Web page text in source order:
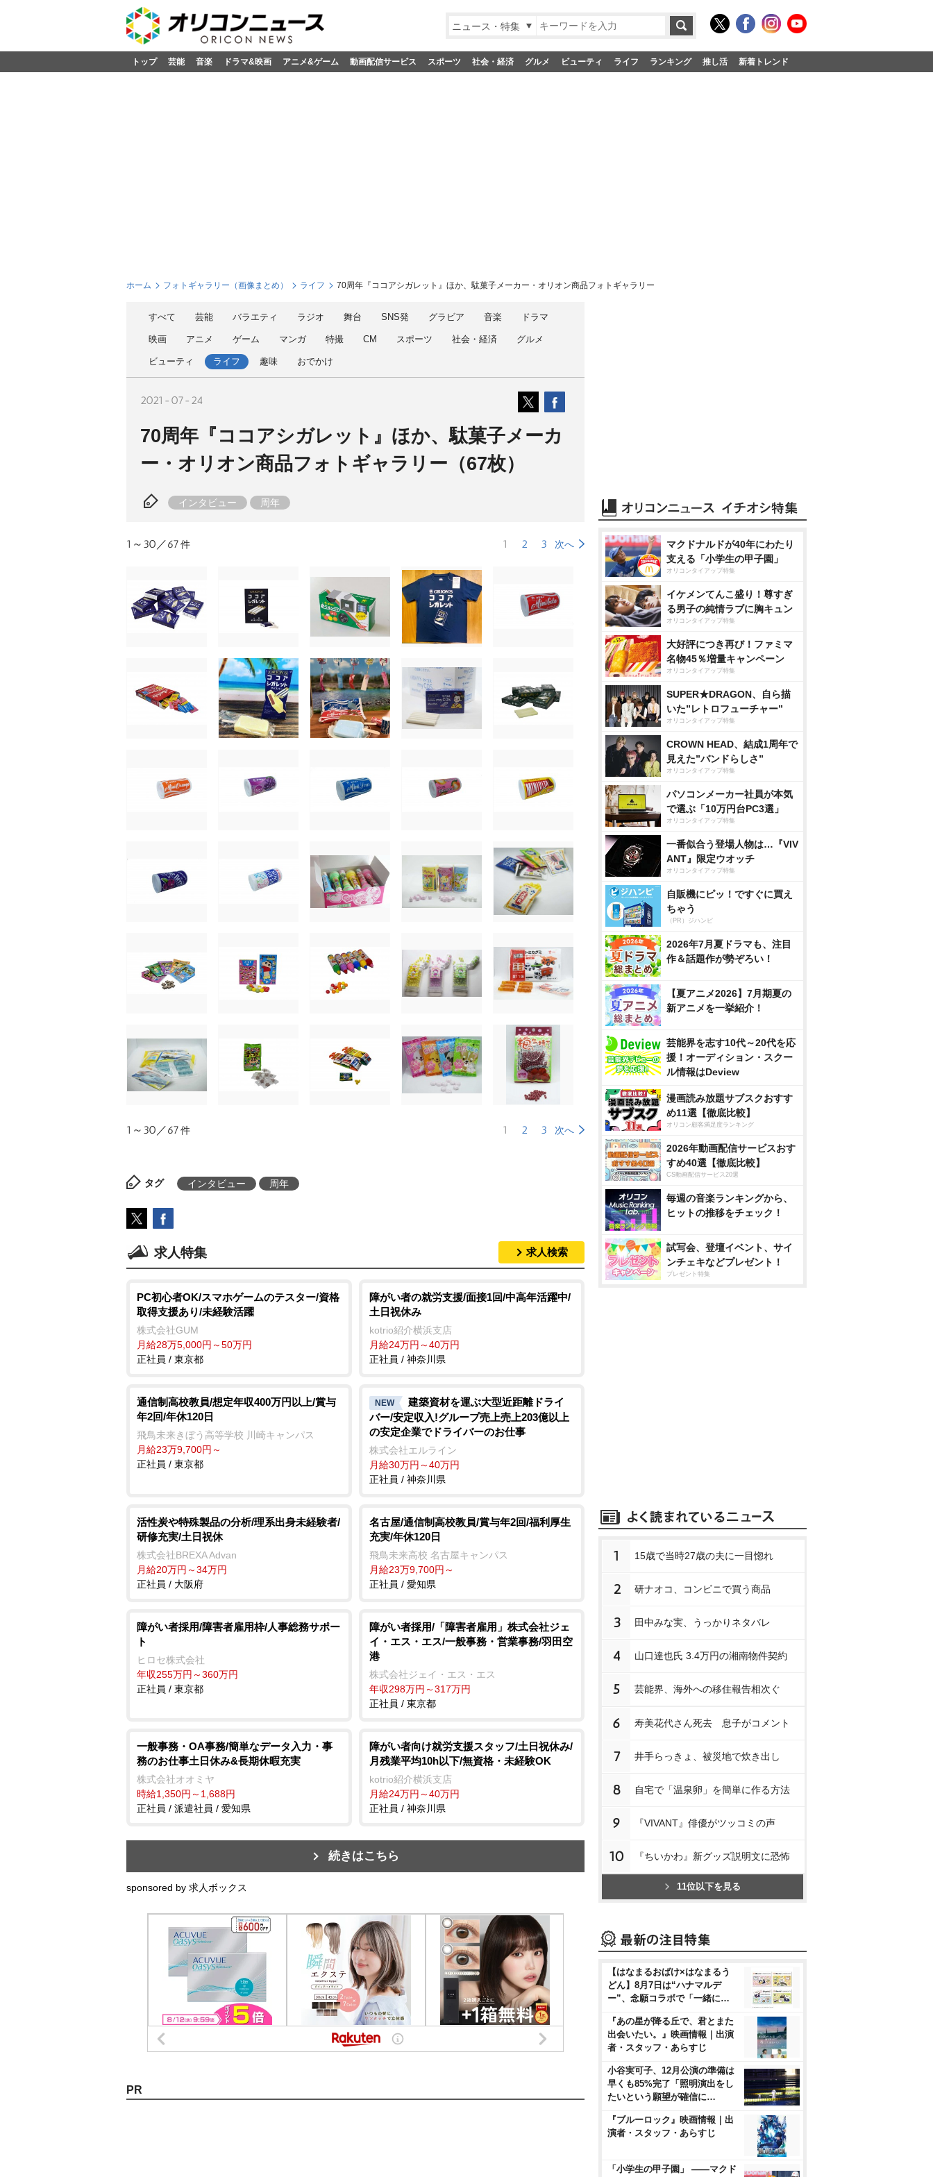
ニュース・特集
トップ 芸能 音楽 ドラマ&映画 アニメ&ゲーム 動画配信サービス スポーツ 社会・経済 グルメ ビューティ ライフ ランキング 推し活 新着トレンド
ホーム フォトギャラリー（画像まとめ） ライフ 70周年『ココアシガレット』ほか、駄菓子メーカー・オリオン商品フォトギャラリー
すべて 芸能 バラエティ ラジオ 舞台 SNS発 グラビア 音楽 ドラマ
映画 アニメ ゲーム マンガ 特撮 CM スポーツ 社会・経済 グルメ
ビューティ ライフ 趣味 おでかけ
2021-07-24
70周年『ココアシガレット』ほか、駄菓子メーカ
ー・オリオン商品フォトギャラリー（67枚）
インタビュー 周年
1～30／67件 1 2 3 次へ
1～30／67件 1 2 3 次へ
タグ インタビュー 周年
求人特集 求人検索
PC初心者OK/スマホゲームのテスター/資格
取得支援あり/未経験活躍
株式会社GUM
月給28万5,000円～50万円
正社員 / 東京都
障がい者の就労支援/面接1回/中高年活躍中/
土日祝休み
kotrio紹介横浜支店
月給24万円～40万円
正社員 / 神奈川県
通信制高校教員/想定年収400万円以上/賞与
年2回/年休120日
飛鳥未来きぼう高等学校 川崎キャンパス
月給23万9,700円～
正社員 / 東京都
NEW
建築資材を運ぶ大型近距離ドライ
バー/安定収入!グループ売上売上203億以上
の安定企業でドライバーのお仕事
株式会社エルライン
月給30万円～40万円
正社員 / 神奈川県
活性炭や特殊製品の分析/理系出身未経験者/
研修充実/土日祝休
株式会社BREXA Advan
月給20万円～34万円
正社員 / 大阪府
名古屋/通信制高校教員/賞与年2回/福利厚生
充実/年休120日
飛鳥未来高校 名古屋キャンパス
月給23万9,700円～
正社員 / 愛知県
障がい者採用/障害者雇用枠/人事総務サポー
ト
ヒロセ株式会社
年収255万円～360万円
正社員 / 東京都
障がい者採用/「障害者雇用」株式会社ジェ
イ・エス・エス/一般事務・営業事務/羽田空
港
株式会社ジェイ・エス・エス
年収298万円～317万円
正社員 / 東京都
一般事務・OA事務/簡単なデータ入力・事
務のお仕事土日休み&長期休暇充実
株式会社オオミヤ
時給1,350円～1,688円
正社員 / 派遣社員 / 愛知県
障がい者向け就労支援スタッフ/土日祝休み/
月残業平均10h以下/無資格・未経験OK
kotrio紹介横浜支店
月給24万円～40万円
正社員 / 神奈川県
続きはこちら
sponsored by 求人ボックス
PR
マクドナルドが40年にわたり
支える「小学生の甲子園」
オリコンタイアップ特集
イケメンてんこ盛り！尊すぎ
る男子の純情ラブに胸キュン
オリコンタイアップ特集
大好評につき再び！ファミマ
名物45％増量キャンペーン
オリコンタイアップ特集
SUPER★DRAGON、自ら描
いた”レトロフューチャー”
オリコンタイアップ特集
CROWN HEAD、結成1周年で
見えた”バンドらしさ”
オリコンタイアップ特集
パソコンメーカー社員が本気
で選ぶ「10万円台PC3選」
オリコンタイアップ特集
一番似合う登場人物は…『VIV
ANT』限定ウオッチ
オリコンタイアップ特集
自販機にピッ！ですぐに買え
ちゃう
（PR）ジハンピ
2026年7月夏ドラマも、注目
作＆話題作が勢ぞろい！
【夏アニメ2026】7月期夏の
新アニメを一挙紹介！
芸能界を志す10代～20代を応
援！オーディション・スクー
ル情報はDeview
漫画読み放題サブスクおすす
め11選【徹底比較】
オリコン顧客満足度ランキング
2026年動画配信サービスおす
すめ40選【徹底比較】
CS動画配信サービス20選
毎週の音楽ランキングから、
ヒットの推移をチェック！
試写会、登壇イベント、サイ
ンチェキなどプレゼント！
プレゼント特集
1 15歳で当時27歳の夫に一目惚れ
2 研ナオコ、コンビニで買う商品
3 田中みな実、うっかりネタバレ
4 山口達也氏 3.4万円の湘南物件契約
5 芸能界、海外への移住報告相次ぐ
6 寿美花代さん死去 息子がコメント
7 井手らっきょ、被災地で炊き出し
8 自宅で「温泉卵」を簡単に作る方法
9 『VIVANT』俳優がツッコミの声
10 『ちいかわ』新グッズ説明文に恐怖
11位以下を見る
【はなまるおばけ×はなまるう
どん】8月7日は“ハナマルデ
ー”、念願コラボで「一緒に…
『あの星が降る丘で、君とまた
出会いたい。』映画情報｜出演
者・スタッフ・あらすじ
小谷実可子、12月公演の準備は
早くも85%完了「照明演出をし
たいという願望が確信に…
『ブルーロック』映画情報｜出
演者・スタッフ・あらすじ
「小学生の甲子園」 ――マクド